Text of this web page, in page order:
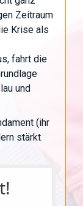
Zeitraum
Krise als
fahrt die
und
(ihr
stärkt